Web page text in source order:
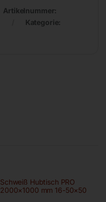
Artikelnummer:
Kategorie:
Schweiß Hubtisch PRO
2000×1000 mm 16-50×50